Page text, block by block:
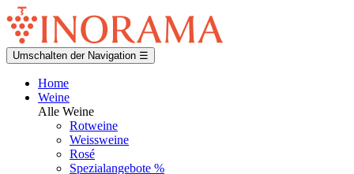
Umschalten der Navigation ☰
Home
Weine
Alle Weine
Rotweine
Weissweine
Rosé
Spezialangebote %